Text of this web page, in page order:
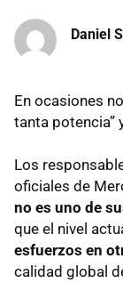
Daniel
En ocasiones
tanta potencia”
Los
oficiales de
no es uno de
que el nivel
esfuerzos en
calidad global